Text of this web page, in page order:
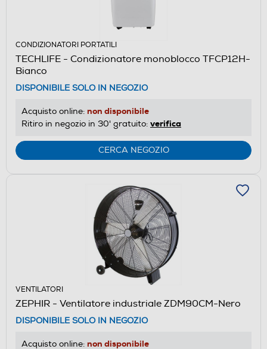
CONDIZIONATORI PORTATILI
TECHLIFE - Condizionatore monoblocco TFCP12H-
Bianco
DISPONIBILE SOLO IN NEGOZIO
Acquisto online: non disponibile
Ritiro in negozio in 30' gratuito: verifica
CERCA NEGOZIO
VENTILATORI
ZEPHIR - Ventilatore industriale ZDM90CM-Nero
DISPONIBILE SOLO IN NEGOZIO
Acquisto online: non disponibile